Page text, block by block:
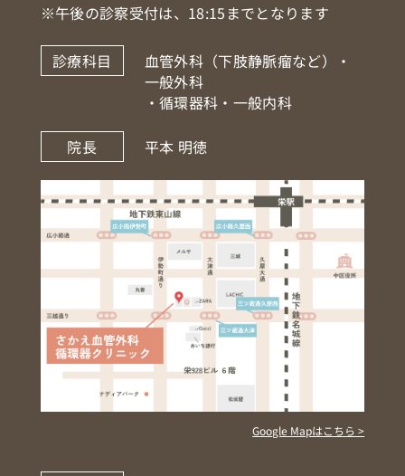
※午後の診察受付は、18:15までとなります
診療科目
血管外科（下肢静脈瘤など）・
一般外科
・循環器科・一般内科
院長 平本 明徳
Google Mapはこちら >